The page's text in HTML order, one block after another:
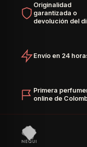
Originalidad
garantizada o
devolución del
Envío en 24
Primera
online de